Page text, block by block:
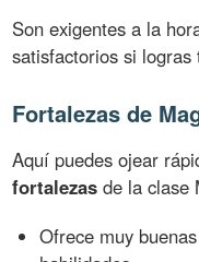
Son exigentes a la
satisfactorios si
Fortalezas de
Aquí puedes ojear
fortalezas de la clase
Ofrece muy